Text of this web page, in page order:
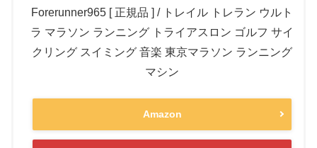
Forerunner965 [ 正規品 ] / トレイル トレラン ウルト
ラ マラソン ランニング トライアスロン ゴルフ サイ
クリング スイミング 音楽 東京マラソン ランニング
マシン
Amazon